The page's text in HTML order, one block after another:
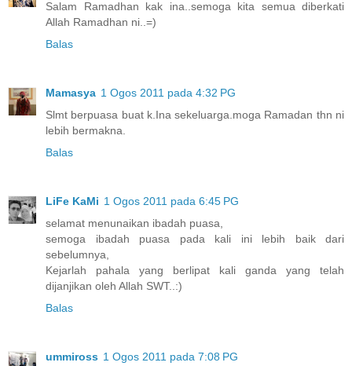
Salam Ramadhan kak ina..semoga kita semua diberkati
Allah Ramadhan ni..=)
Balas
Mamasya 1 Ogos 2011 pada 4:32 PG
Slmt berpuasa buat k.Ina sekeluarga.moga Ramadan thn ni
lebih bermakna.
Balas
LiFe KaMi 1 Ogos 2011 pada 6:45 PG
selamat menunaikan ibadah puasa,
semoga ibadah puasa pada kali ini lebih baik dari
sebelumnya,
Kejarlah pahala yang berlipat kali ganda yang telah
dijanjikan oleh Allah SWT..:)
Balas
ummiross 1 Ogos 2011 pada 7:08 PG